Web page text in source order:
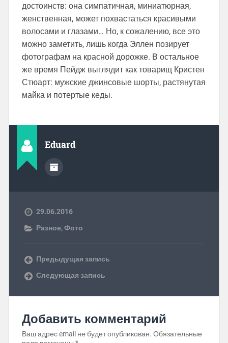
достоинств: она симпатичная, миниатюрная,
женственная, может похвастаться красивыми
волосами и глазами… Но, к сожалению, все это
можно заметить, лишь когда Эллен позирует
фотографам на красной дорожке. В остальное
же время Пейдж выглядит как товарищ Кристен
Стюарт: мужские джинсовые шорты, растянутая
майка и потертые кеды.
Eduard
29.06.2016
Разное,Фото
Предыдущая запись
Следующая запись
Добавить комментарий
Ваш адрес email не будет опубликован. Обязательные